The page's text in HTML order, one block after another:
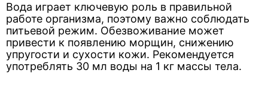
Вода играет ключевую роль в правильной
работе организма, поэтому важно соблюдать
питьевой режим. Обезвоживание может
привести к появлению морщин, снижению
упругости и сухости кожи. Рекомендуется
употреблять 30 мл воды на 1 кг массы тела.